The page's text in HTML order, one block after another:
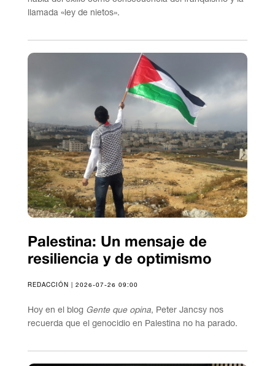
llamada «ley de nietos».
Palestina: Un mensaje de
resiliencia y de optimismo
REDACCIÓN | 2026-07-26 09:00
Hoy en el blog Gente que opina, Peter Jancsy nos
recuerda que el genocidio en Palestina no ha parado.